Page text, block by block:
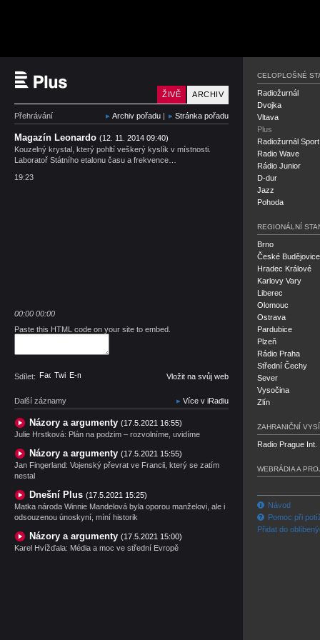
ARCHIV
ŽIVĚ
Přehrávání Archiv pořadu | Stránka pořadu
Magazín Leonardo (12. 11. 2014 09:40)
Kouzelný krystal, který pohltí veškerý kyslík v místnosti.
Laboratoř Státního etalonu času a frekvence…
19:23
00:00 00:00
Paste this HTML code on your site to embed.
Sdílet: Facebook
TwitterE-mail Vložit na svůj web
Další záznamy Více v iRadiu
Názory a argumenty (17.5.2021 16:55)
Julie Hrstková: Plán na podzim – rozvolníme, uvidíme
Názory a argumenty (17.5.2021 15:55)
Jan Fingerland: Vojenský převrat ve Francii, který se zatím
nestal
Dnešní Plus (17.5.2021 15:25)
Matka národa Winnie Mandelová byla oporou manželovi, ale i
odsouzenou únoskyní, míní historik
Názory a argumenty (17.5.2021 15:00)
Karel Hvížďala: Média a moc ve střední Evropě
CELOPLOŠNÉ
Radiožurnál
Dvojka
Vltava
Plus
Radiožurnál Sport
Radio Wave
Rádio Junior
D-dur
Jazz
Pohoda
REGIONÁLNÍ
Brno
České Budějovice
Hradec Králové
Karlovy Vary
Liberec
Olomouc
Ostrava
Pardubice
Plzeň
Rádio Praha
Střední Čechy
Sever
Vysočina
Zlín
ZAHRANIČNÍ
Radio Prague Int.
WEBRÁDIA A
Návod
Pomoc při
Přidat do